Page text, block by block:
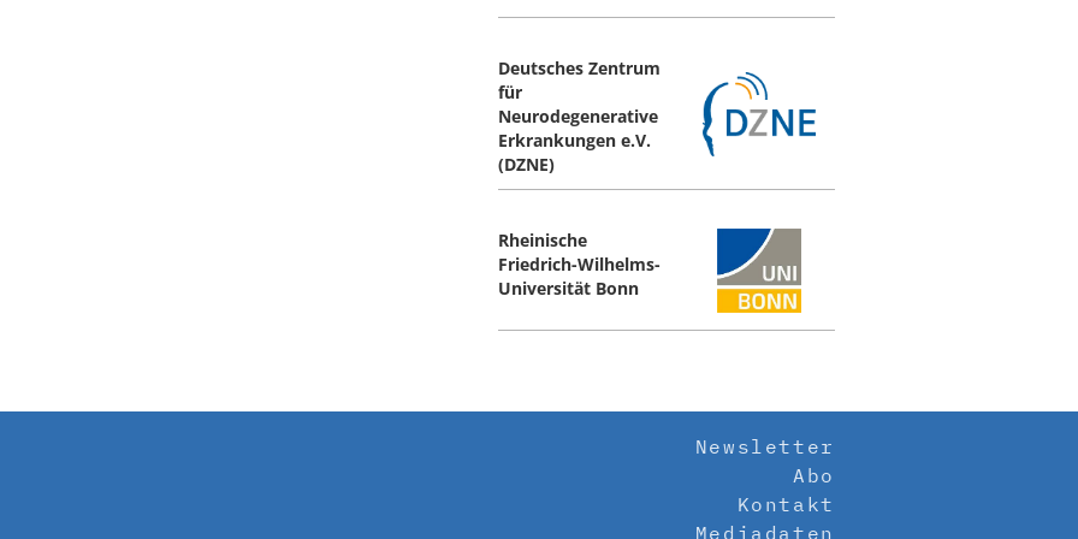
Deutsches Zentrum
für
Neurodegenerative
Erkrankungen e.V.
(DZNE)
Rheinische
Friedrich-Wilhelms-
Universität Bonn
Newsletter
Abo
Kontakt
Mediadaten